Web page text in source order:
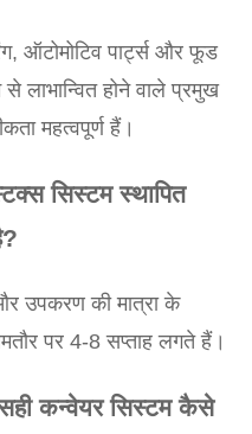
ऑटोमोटिव पार्ट्स और फूड
लाभान्वित होने वाले प्रमुख
महत्वपूर्ण हैं।
सिस्टम स्थापित
उपकरण की मात्रा के
पर 4-8 सप्ताह लगते हैं।
कन्वेयर सिस्टम कैसे